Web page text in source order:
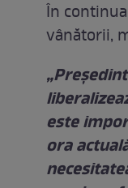
În
vânătorii,
este
ora